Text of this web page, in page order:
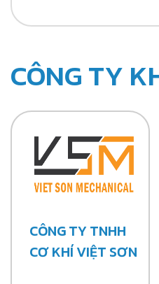
CÔNG TY
CÔNG TY TNHH
CƠ KHÍ VIỆT SƠN